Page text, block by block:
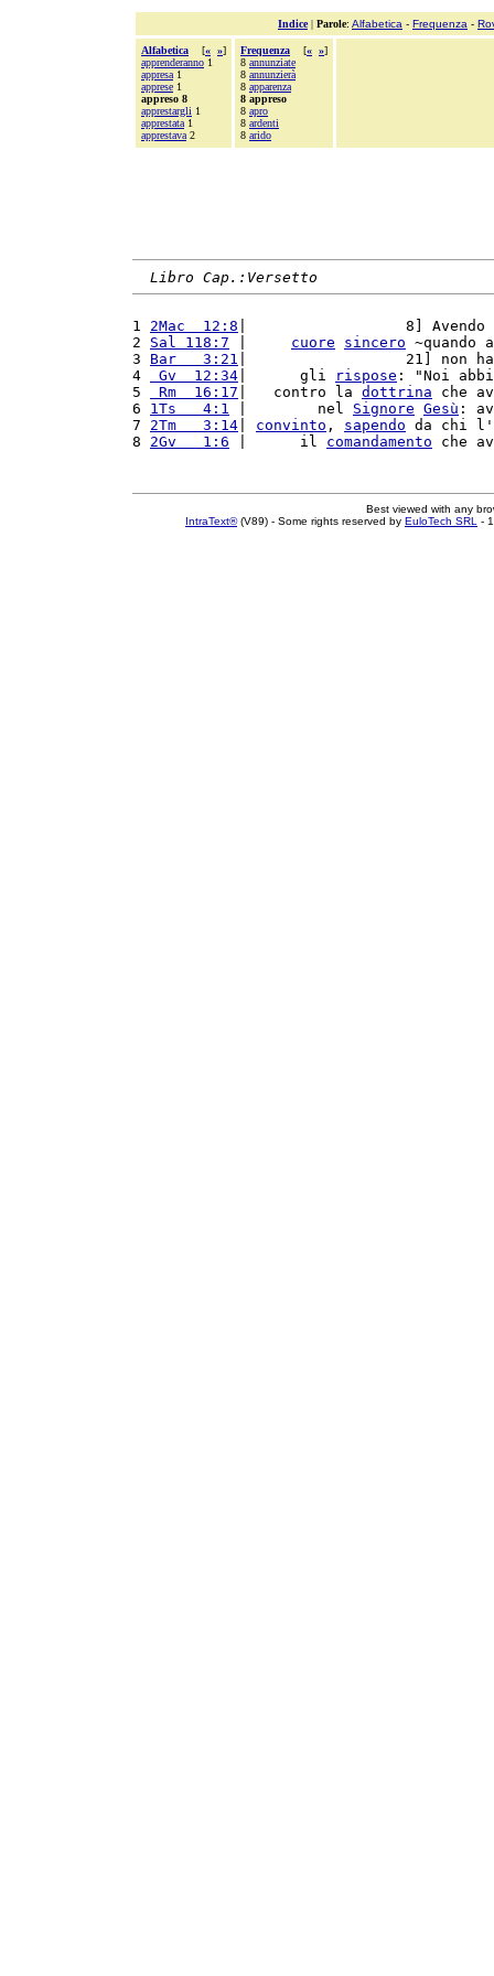
Indice| Parole: Alfabetica - Frequenza -
Alfabetica [« »]
apprenderanno 1
appresa 1
apprese 1
appreso 8
apprestargli 1
apprestata 1
apprestava 2
Frequenza [« »]
8 annunziate
8 annunzierà
8 apparenza
8 appreso
8 apro
8 ardenti
8 arido
Libro Cap.:Versetto
1 2Mac  12:8 |                  8] Avendo
2 Sal 118:7 cuore sincero ~quando
3 Bar   3:21 |                  21] non
4
Gv  12:34 |      gli rispose : "Noi
5
Rm  16:17 |   contro la dottrina che
6 1Ts   4:1 |        nel Signore Gesù :
7 2Tm   3:14 convinto , sapendo da chi
8 2Gv   1:6 |      il comandamento che
Best viewed with any
IntraText®(V89) - Some rights reserved by EuloTech SRL -